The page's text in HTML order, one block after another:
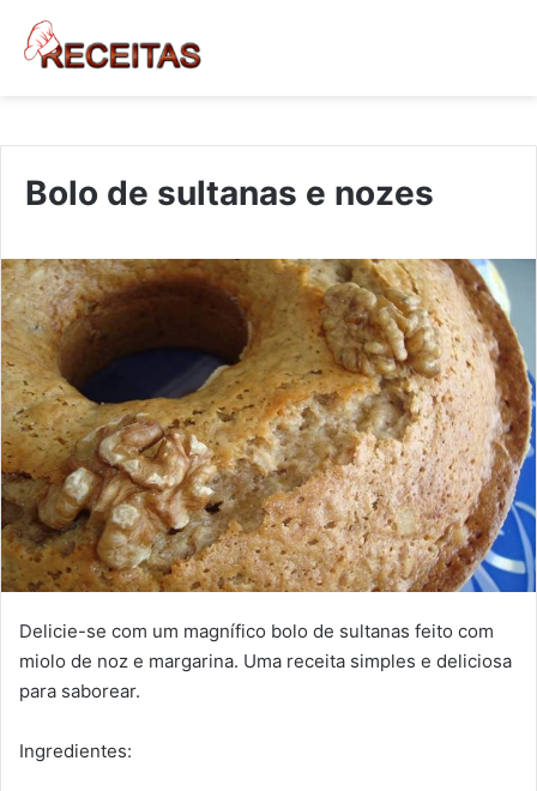
Bolo de sultanas e nozes
Delicie-se com um magnífico bolo de sultanas feito com
miolo de noz e margarina. Uma receita simples e deliciosa
para saborear.
Ingredientes: